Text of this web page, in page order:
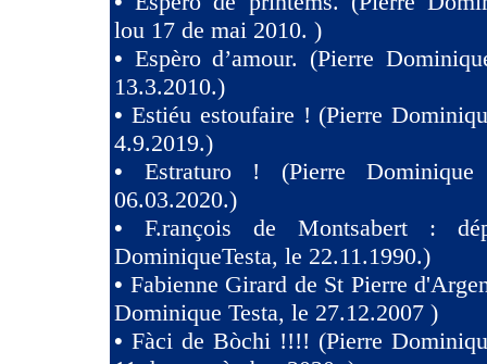
lou 17 de mai 2010. )
• Espèro d’amour. (Pierre
13.3.2010.)
• Estiéu estoufaire ! (Pierre
4.9.2019.)
• Estraturo ! (Pierre
06.03.2020.)
• F.rançois de Montsabert :
DominiqueTesta, le 22.11.1990.)
• Fabienne Girard de St Pierre
Dominique Testa, le 27.12.2007 )
• Fàci de Bòchi !!!! (Pierre